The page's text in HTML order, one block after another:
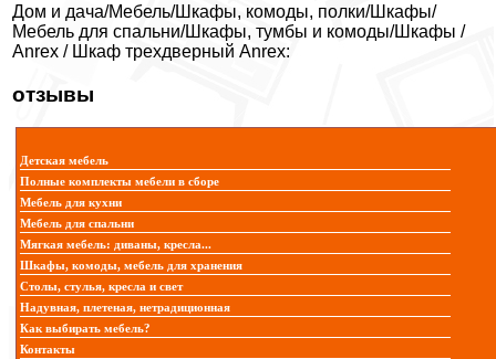
Дом и дача/Мебель/Шкафы, комоды, полки/Шкафы/
Мебель для спальни/Шкафы, тумбы и комоды/Шкафы /
Anrex / Шкаф трехдверный Anrex:
отзывы
Детская мебель
Полные комплекты мебели в сборе
Мебель для кухни
Мебель для спальни
Мягкая мебель: диваны, кресла...
Шкафы, комоды, мебель для хранения
Столы, стулья, кресла и свет
Надувная, плетеная, нетрадиционная
Как выбирать мебель?
Контакты